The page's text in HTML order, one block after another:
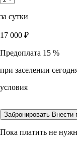
за сутки
17 000 ₽
Предоплата 15 %
при заселении
условия
Забронировать Внести
Пока платить не